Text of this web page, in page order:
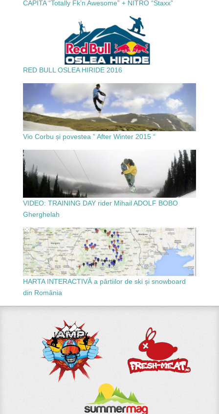
CAPITA “Totally Fk’n Awesome” + NITRO “Staxx”
RED BULL OSLEA HIRIDE 2016
Vio Corbu și povestea ” After Winter 2015 “
VIDEO: TRAINING DAY rider Mihail ADOLF BOBO
Gherghelah
HARTA INTERACTIVĂ a pârtiilor de ski și snowboard
din România